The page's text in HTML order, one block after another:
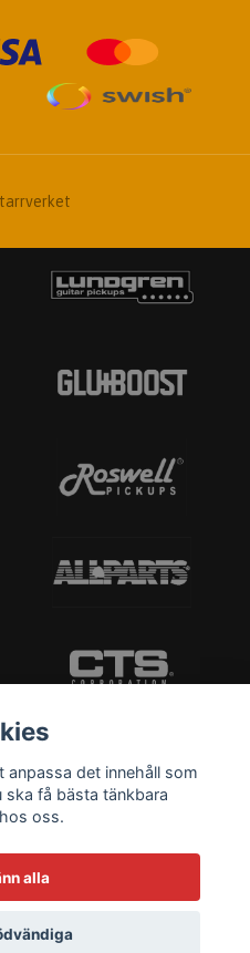
det innehåll som
få bästa tänkbara
oss.
alla